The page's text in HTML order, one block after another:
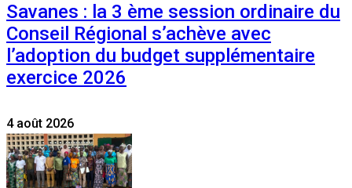
Savanes : la 3 ème session ordinaire du
Conseil Régional s’achève avec
l’adoption du budget supplémentaire
exercice 2026
4 août 2026